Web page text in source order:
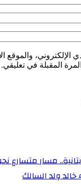
الإلكتروني، والموقع
المقبلة في تعليقي.
مسار متسارع
ولد السالك